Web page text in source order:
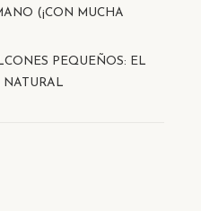
(¡CON MUCHA
PEQUEÑOS: EL
NATURAL